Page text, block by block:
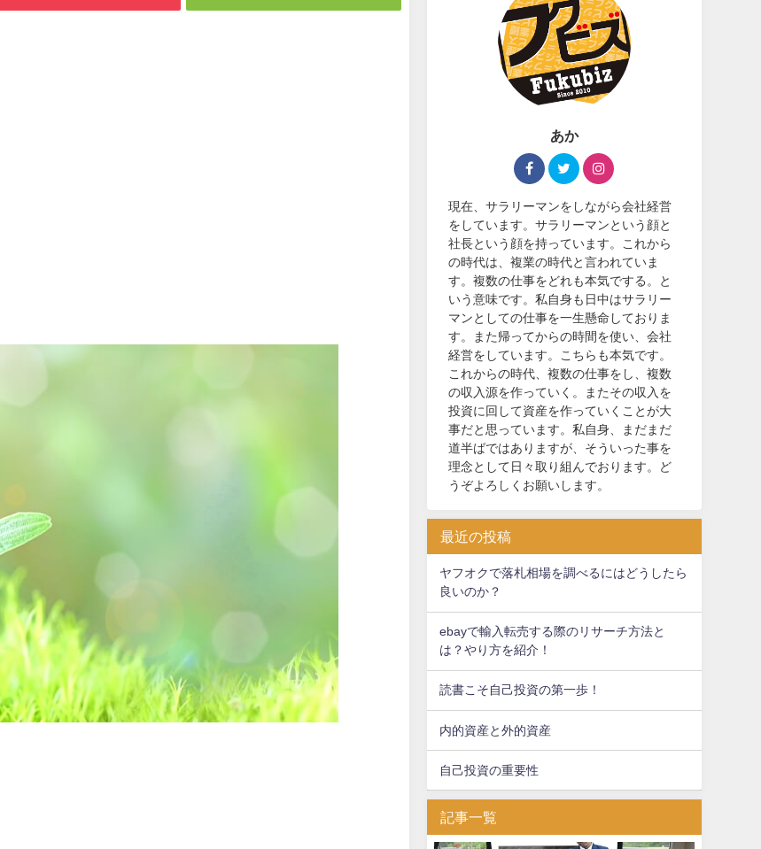
あか
現在、サラリーマンをしながら会社経営
をしています。サラリーマンという顔と
社長という顔を持っています。これから
の時代は、複業の時代と言われていま
す。複数の仕事をどれも本気でする。と
いう意味です。私自身も日中はサラリー
マンとしての仕事を一生懸命しておりま
す。また帰ってからの時間を使い、会社
経営をしています。こちらも本気です。
これからの時代、複数の仕事をし、複数
の収入源を作っていく。またその収入を
投資に回して資産を作っていくことが大
事だと思っています。私自身、まだまだ
道半ばではありますが、そういった事を
理念として日々取り組んでおります。ど
うぞよろしくお願いします。
最近の投稿
ヤフオクで落札相場を調べるにはどうしたら
良いのか？
ebayで輸入転売する際のリサーチ方法と
は？やり方を紹介！
読書こそ自己投資の第一歩！
内的資産と外的資産
自己投資の重要性
記事一覧